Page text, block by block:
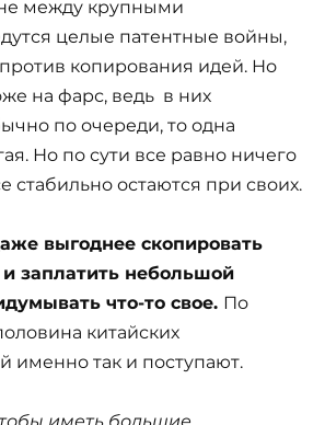
между крупными
целые патентные войны,
копирования идей. Но
на фарс, ведь в них
по очереди, то одна
Но по сути все равно ничего
стабильно остаются при своих.
выгоднее скопировать
заплатить небольшой
что-то свое. По
китайских
именно так и поступают.